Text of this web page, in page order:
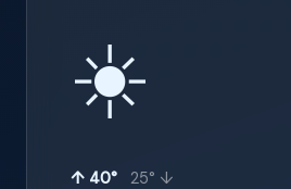
☀️
↑ 40° 25° ↓